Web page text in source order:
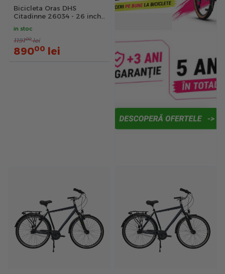
Bicicleta Oras DHS
Citadinne 26034 - 26 inch,
in stoc
119100 lei
89000 lei